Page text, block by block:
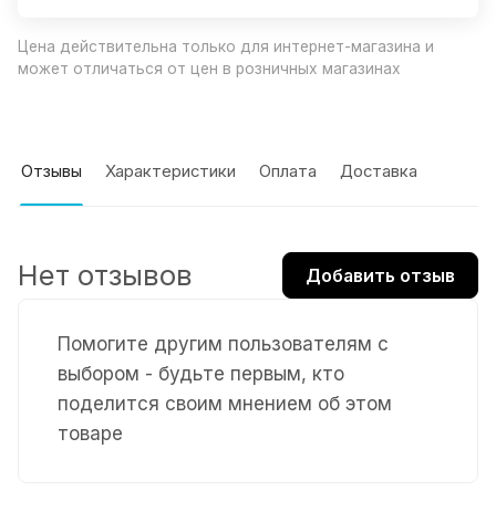
Цена действительна только для интернет-магазина и
может отличаться от цен в розничных магазинах
Отзывы Характеристики Оплата Доставка
Помогите другим пользователям с
выбором - будьте первым, кто
поделится своим мнением об этом
товаре
Нет отзывов Добавить отзыв